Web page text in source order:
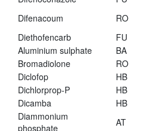
Difenacoum
RO
Diethofencarb
FU
Aluminium sulphate
BA
Bromadiolone
RO
Diclofop
HB
Dichlorprop-P
HB
Dicamba
HB
Diammonium
phosphate
AT